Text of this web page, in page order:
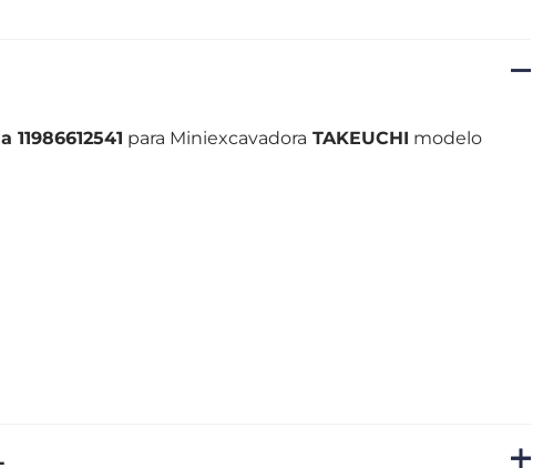
11986612541 para Miniexcavadora TAKEUCHI modelo